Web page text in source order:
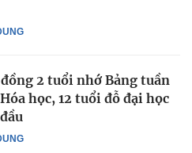
2 tuổi nhớ Bảng tuần
học, 12 tuổi đỗ đại học